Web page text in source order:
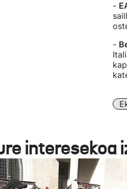
-
-
interesekoa